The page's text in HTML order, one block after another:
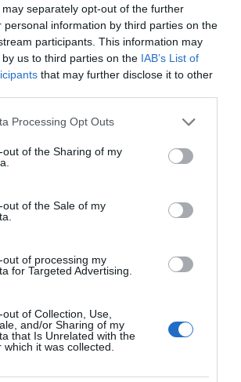
separately opt-out of the further
personal information by third parties on the
participants. This information may
us to third parties on the IAB’s List of
that may further disclose it to other
website/app uses one or more Google
visit or usage behaviour. You may click to
to Google and its third-party tags to
specified purposes in below Google
Processing Opt Outs
out of the Sharing of my
out of the Sale of my
out of processing my
for Targeted Advertising.
of Collection, Use,
and/or Sharing of my
that Is Unrelated with the
it was collected.
της Ζωής μας
καλοκαίρι και ένας
που μας ενώνει κάθε μέρα.
ΌΣΑ ΧΡΕΙΆΖΕΣΑΙ